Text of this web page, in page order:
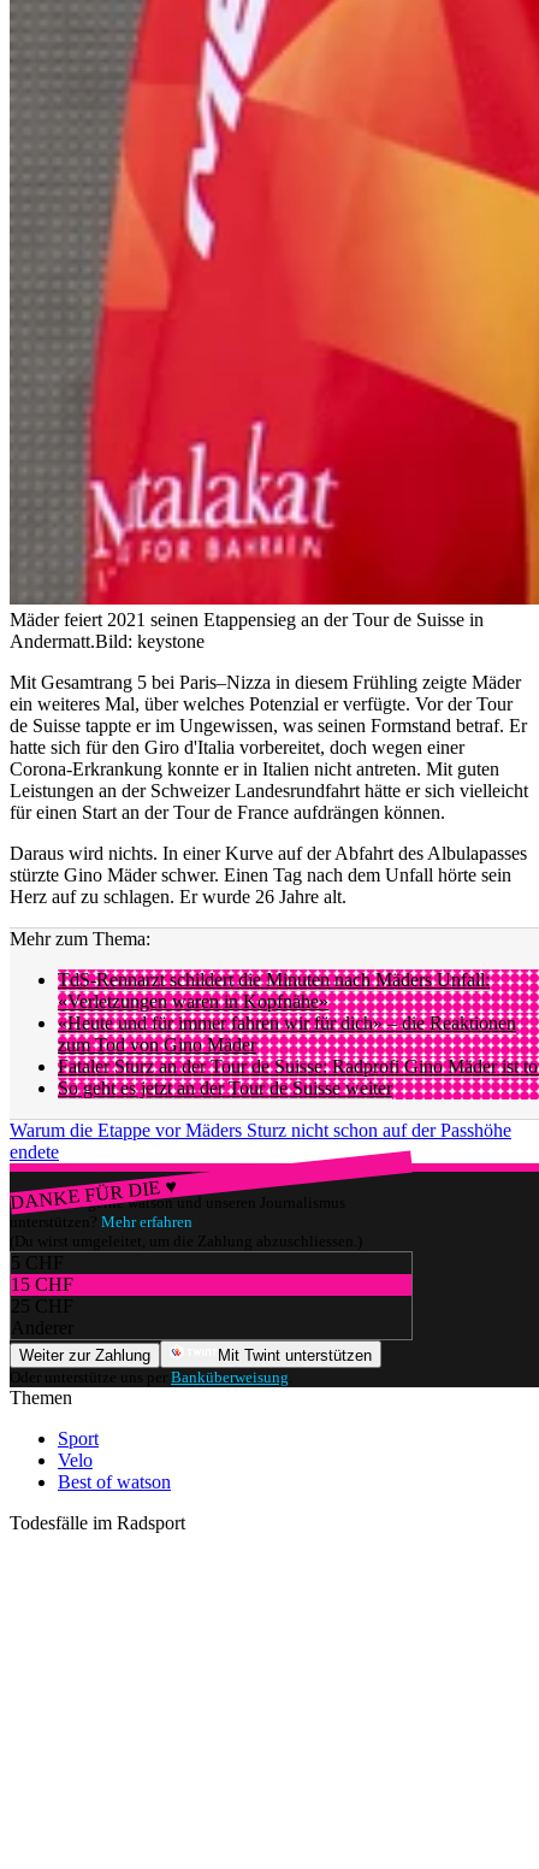
Mäder feiert 2021 seinen Etappensieg an der Tour de Suisse in
Andermatt.Bild: keystone
Mit Gesamtrang 5 bei Paris–Nizza in diesem Frühling zeigte Mäder
ein weiteres Mal, über welches Potenzial er verfügte. Vor der Tour
de Suisse tappte er im Ungewissen, was seinen Formstand betraf. Er
hatte sich für den Giro d'Italia vorbereitet, doch wegen einer
Corona-Erkrankung konnte er in Italien nicht antreten. Mit guten
Leistungen an der Schweizer Landesrundfahrt hätte er sich vielleicht
für einen Start an der Tour de France aufdrängen können.
Daraus wird nichts. In einer Kurve auf der Abfahrt des Albulapasses
stürzte Gino Mäder schwer. Einen Tag nach dem Unfall hörte sein
Herz auf zu schlagen. Er wurde 26 Jahre alt.
Mehr zum Thema:
TdS-Rennarzt schildert die Minuten nach Mäders Unfall:
«Verletzungen waren in Kopfnähe»
«Heute und für immer fahren wir für dich» – die Reaktionen
zum Tod von Gino Mäder
Fataler Sturz an der Tour de Suisse: Radprofi Gino Mäder ist
So geht es jetzt an der Tour de Suisse weiter
Warum die Etappe vor Mäders Sturz nicht schon auf der Passhöhe
endete
DANKE FÜR DIE ♥
Würdest du gerne watson und unseren Journalismus
unterstützen? Mehr erfahren
(Du wirst umgeleitet, um die Zahlung abzuschliessen.)
5 CHF
15 CHF
25 CHF
Anderer
Weiter zur Zahlung
Mit Twint unterstützen
Oder unterstütze uns per Banküberweisung
Themen
Sport
Velo
Best of watson
Todesfälle im Radsport